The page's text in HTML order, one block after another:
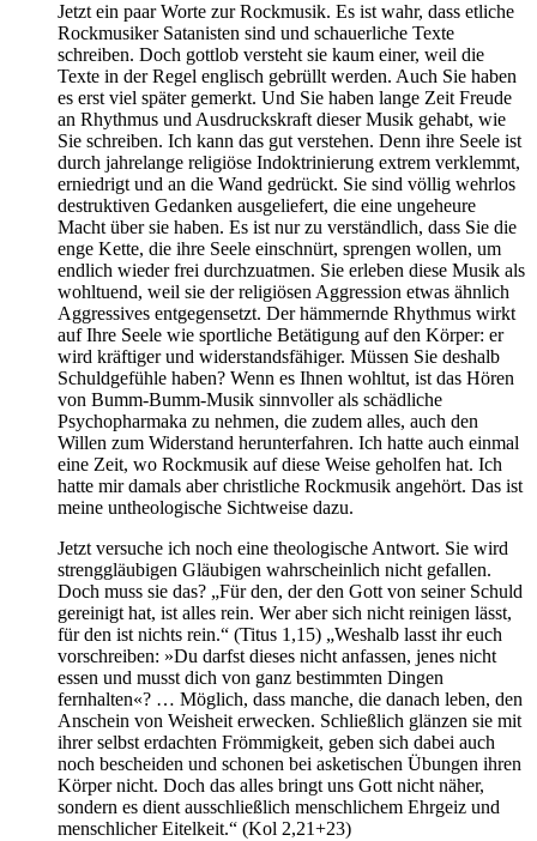
Jetzt ein paar Worte zur Rockmusik. Es ist wahr, dass etliche
Rockmusiker Satanisten sind und schauerliche Texte
schreiben. Doch gottlob versteht sie kaum einer, weil die
Texte in der Regel englisch gebrüllt werden. Auch Sie haben
es erst viel später gemerkt. Und Sie haben lange Zeit Freude
an Rhythmus und Ausdruckskraft dieser Musik gehabt, wie
Sie schreiben. Ich kann das gut verstehen. Denn ihre Seele ist
durch jahrelange religiöse Indoktrinierung extrem verklemmt,
erniedrigt und an die Wand gedrückt. Sie sind völlig wehrlos
destruktiven Gedanken ausgeliefert, die eine ungeheure
Macht über sie haben. Es ist nur zu verständlich, dass Sie die
enge Kette, die ihre Seele einschnürt, sprengen wollen, um
endlich wieder frei durchzuatmen. Sie erleben diese Musik als
wohltuend, weil sie der religiösen Aggression etwas ähnlich
Aggressives entgegensetzt. Der hämmernde Rhythmus wirkt
auf Ihre Seele wie sportliche Betätigung auf den Körper: er
wird kräftiger und widerstandsfähiger. Müssen Sie deshalb
Schuldgefühle haben? Wenn es Ihnen wohltut, ist das Hören
von Bumm-Bumm-Musik sinnvoller als schädliche
Psychopharmaka zu nehmen, die zudem alles, auch den
Willen zum Widerstand herunterfahren. Ich hatte auch einmal
eine Zeit, wo Rockmusik auf diese Weise geholfen hat. Ich
hatte mir damals aber christliche Rockmusik angehört. Das ist
meine untheologische Sichtweise dazu.
Jetzt versuche ich noch eine theologische Antwort. Sie wird
strenggläubigen Gläubigen wahrscheinlich nicht gefallen.
Doch muss sie das? „Für den, der den Gott von seiner Schuld
gereinigt hat, ist alles rein. Wer aber sich nicht reinigen lässt,
für den ist nichts rein.“ (Titus 1,15) „Weshalb lasst ihr euch
vorschreiben: »Du darfst dieses nicht anfassen, jenes nicht
essen und musst dich von ganz bestimmten Dingen
fernhalten«? … Möglich, dass manche, die danach leben, den
Anschein von Weisheit erwecken. Schließlich glänzen sie mit
ihrer selbst erdachten Frömmigkeit, geben sich dabei auch
noch bescheiden und schonen bei asketischen Übungen ihren
Körper nicht. Doch das alles bringt uns Gott nicht näher,
sondern es dient ausschließlich menschlichem Ehrgeiz und
menschlicher Eitelkeit.“ (Kol 2,21+23)